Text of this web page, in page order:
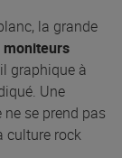
la grande
graphique à
Une
se prend pas
culture rock